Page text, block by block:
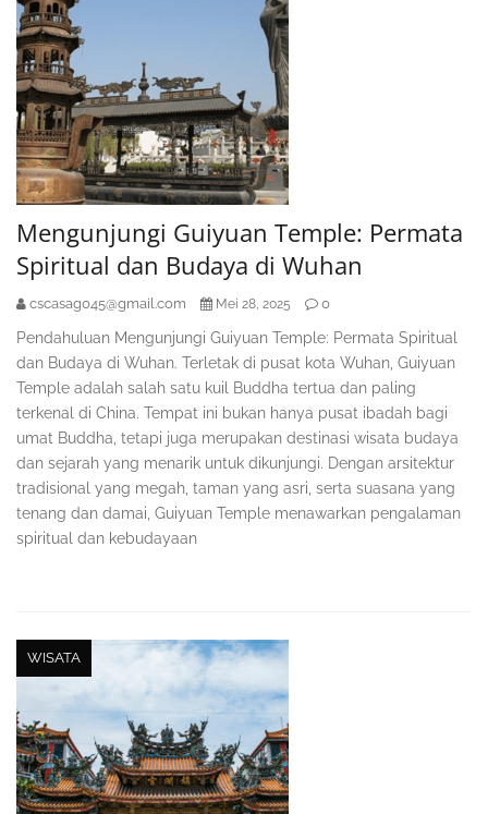
Mengunjungi Guiyuan Temple: Permata
Spiritual dan Budaya di Wuhan
cscasag045@gmail.com Mei 28, 2025 0
Pendahuluan Mengunjungi Guiyuan Temple: Permata Spiritual
dan Budaya di Wuhan. Terletak di pusat kota Wuhan, Guiyuan
Temple adalah salah satu kuil Buddha tertua dan paling
terkenal di China. Tempat ini bukan hanya pusat ibadah bagi
umat Buddha, tetapi juga merupakan destinasi wisata budaya
dan sejarah yang menarik untuk dikunjungi. Dengan arsitektur
tradisional yang megah, taman yang asri, serta suasana yang
tenang dan damai, Guiyuan Temple menawarkan pengalaman
spiritual dan kebudayaan
WISATA